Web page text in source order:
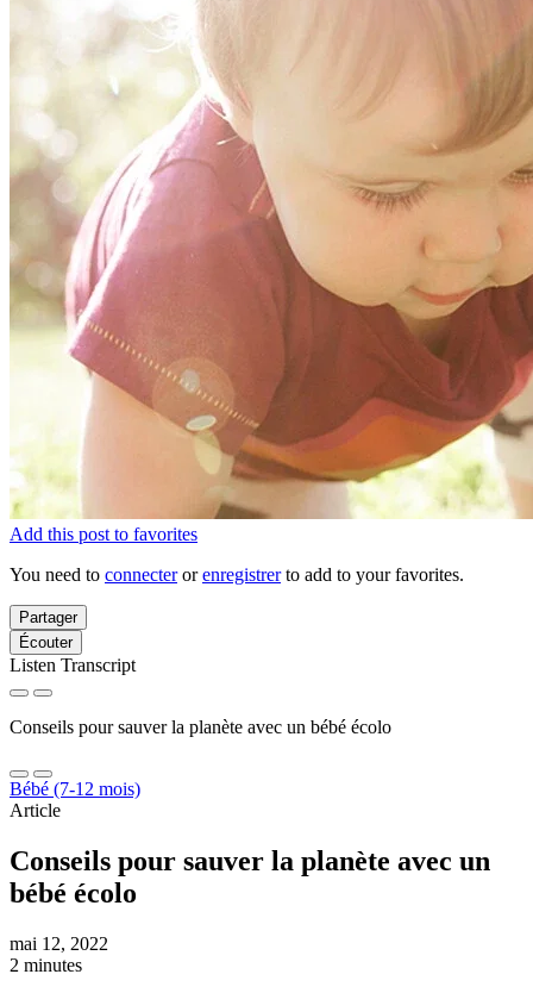
Add this post to favorites
You need to connecterorenregistrerto add to your favorites.
Partager
Écouter
Listen Transcript
Conseils pour sauver la planète avec un bébé écolo
Bébé (7-12 mois)
Article
Conseils pour sauver la planète avec un
bébé écolo
mai 12, 2022
2 minutes